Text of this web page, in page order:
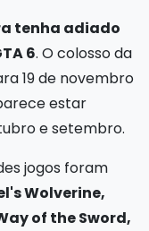
tenha adiado
6. O colosso da
19 de novembro
estar
e setembro.
jogos foram
Wolverine,
of the Sword,